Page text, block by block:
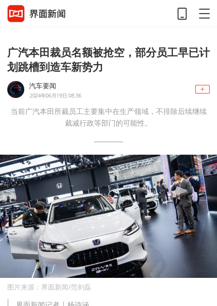
广汽本田裁员名额被抢空，部分员工早已计
划跳槽到造车新势力
汽车要闻
2024年06月19日 08:36
当前广汽本田所裁员工主要集中在生产领域，不排除后续继续
裁减行政等部门的可能性。
图片来源：界面新闻/范剑磊